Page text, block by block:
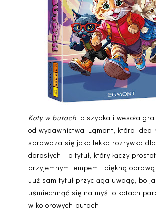
Koty w butachto szybka i wesoła
od wydawnictwa Egmont, która
sprawdza się jako lekka rozrywka
dorosłych. To tytuł, który łączy
przyjemnym tempem i piękną
Już sam tytuł przyciąga uwagę, bo
uśmiechnąć się na myśl o kotach
w kolorowych butach.